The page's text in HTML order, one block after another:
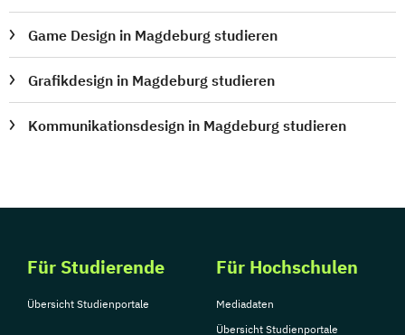
Game Design in Magdeburg studieren
Grafikdesign in Magdeburg studieren
Kommunikationsdesign in Magdeburg studieren
Für Studierende
Übersicht Studienportale
Für Hochschulen
Mediadaten
Übersicht Studienportale